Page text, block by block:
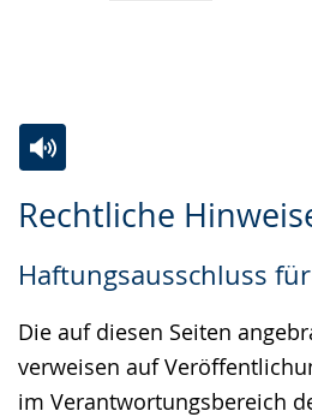
Rechtliche
Haftungsausschluss
Die auf diesen Seiten
verweisen auf
im Verantwortungsbereich
Leichten
wechseln.
Audio-
Video
Deutscher
Gebärdensprache
wird
angezeigt.